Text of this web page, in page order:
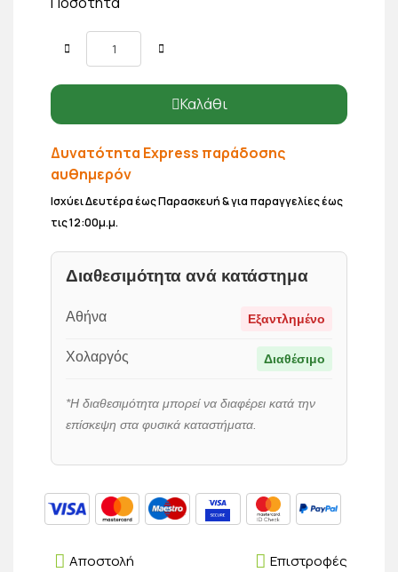
Καλάθι
Δυνατότητα Express παράδοσης
αυθημερόν
Ισχύει Δευτέρα έως Παρασκευή & για παραγγελίες έως
τις 12:00μ.μ.
Διαθεσιμότητα ανά κατάστημα
Αθήνα Εξαντλημένο
Χολαργός Διαθέσιμο
*Η διαθεσιμότητα μπορεί να διαφέρει κατά την
επίσκεψη στα φυσικά καταστήματα.
Επιστροφές
Αποστολή